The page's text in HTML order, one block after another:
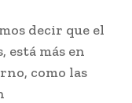
decir que el
está más en
como las